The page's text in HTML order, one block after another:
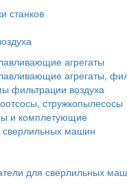
станков
агрегаты
агрегаты,
фильтрации воздуха
стружкопылесосы
и комплетующие
машин
для сверлильных